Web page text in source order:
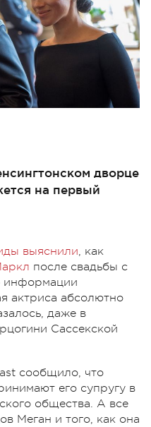
дворце
на первый
выяснили, как
после свадьбы с
информации
актриса абсолютно
даже в
Сассекской
сообщило, что
его супругу в
общества. А все
Меган и того, как она